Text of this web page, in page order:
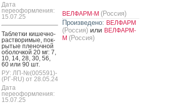
Дата
переоформления:
15.07.25
Таб­летки ки­шеч­но­
рас­тво­римые, пок­
ры­тые пле­ноч­ной
обо­лоч­кой 20 мг: 7,
10, 14, 28, 30, 56,
60 или 90 шт.
РУ: ЛП-№(005591)-
(РГ-RU) от 28.05.24
Дата
переоформления:
15.07.25
ВЕЛФАРМ-М (Россия)
Произведено: ВЕЛФАРМ
(Россия)или ВЕЛФАРМ-
М (Россия)